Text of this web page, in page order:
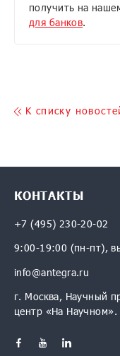
получить на
для банков.
K списку
КОНТАКТЫ
+7 (495) 230-20-02
9:00-19:00 (пн-пт),
info@antegra.ru
г. Москва, Научный
центр «На Научном».